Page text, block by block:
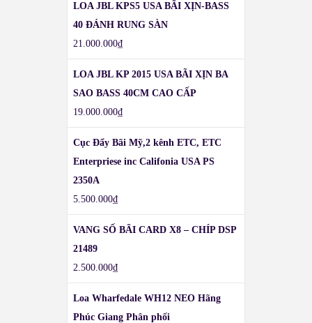
LOA JBL KPS5 USA BÃI XỊN-BASS
40 ĐÁNH RUNG SÀN
21.000.000₫
LOA JBL KP 2015 USA BÃI XỊN BA
SAO BASS 40CM CAO CẤP
19.000.000₫
Cục Đẩy Bãi Mỹ,2 kênh ETC, ETC
Enterpriese inc Califonia USA PS
2350A
5.500.000₫
VANG SỐ BÃI CARD X8 – CHÍP DSP
21489
2.500.000₫
Loa Wharfedale WH12 NEO Hãng
Phúc Giang Phân phối